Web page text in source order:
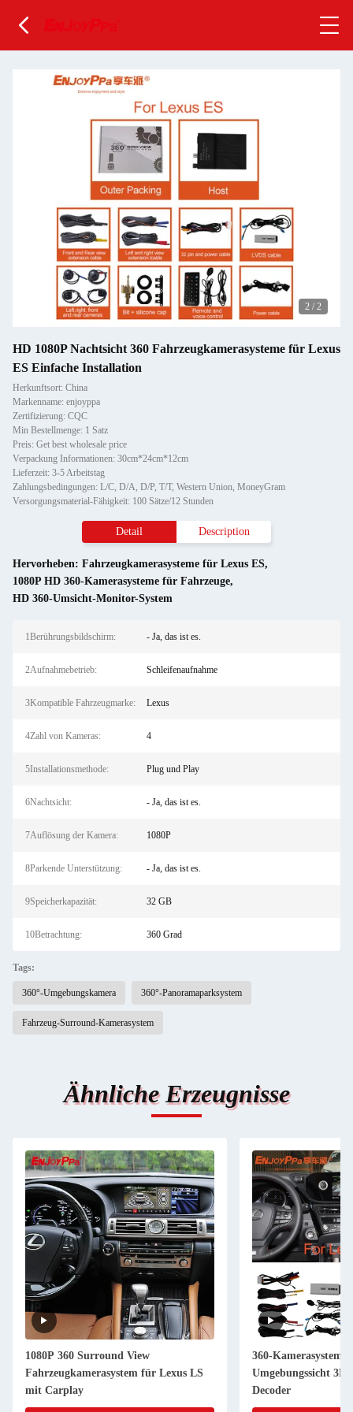
2 / 2
HD 1080P Nachtsicht 360 Fahrzeugkamerasysteme für Lexus
ES Einfache Installation
Herkunftsort: China
Markenname: enjoyppa
Zertifizierung: CQC
Min Bestellmenge: 1 Satz
Preis: Get best wholesale price
Verpackung Informationen: 30cm*24cm*12cm
Lieferzeit: 3-5 Arbeitstag
Zahlungsbedingungen: L/C, D/A, D/P, T/T, Western Union, MoneyGram
Versorgungsmaterial-Fähigkeit: 100 Sätze/12 Stunden
Detail Description
Hervorheben: Fahrzeugkamerasysteme für Lexus ES,
1080P HD 360-Kamerasysteme für Fahrzeuge,
HD 360-Umsicht-Monitor-System
1Berührungsbildschirm: - Ja, das ist es.
2Aufnahmebetrieb: Schleifenaufnahme
3Kompatible Fahrzeugmarke: Lexus
4Zahl von Kameras: 4
5Installationsmethode: Plug und Play
6Nachtsicht: - Ja, das ist es.
7Auflösung der Kamera: 1080P
8Parkende Unterstützung: - Ja, das ist es.
9Speicherkapazität: 32 GB
10Betrachtung: 360 Grad
Tags:
360°-Umgebungskamera 360°-Panoramaparksystem
Fahrzeug-Surround-Kamerasystem
Ähnliche Erzeugnisse
1080P 360 Surround View
Fahrzeugkamerasystem für Lexus LS
mit Carplay
360-Kamerasystem
Umgebungssicht
Decoder